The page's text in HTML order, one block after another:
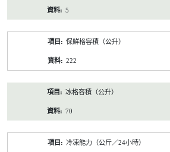
5
保鮮格容積（公升）
222
冰格容積（公升）
70
冷凍能力（公斤／24小時）